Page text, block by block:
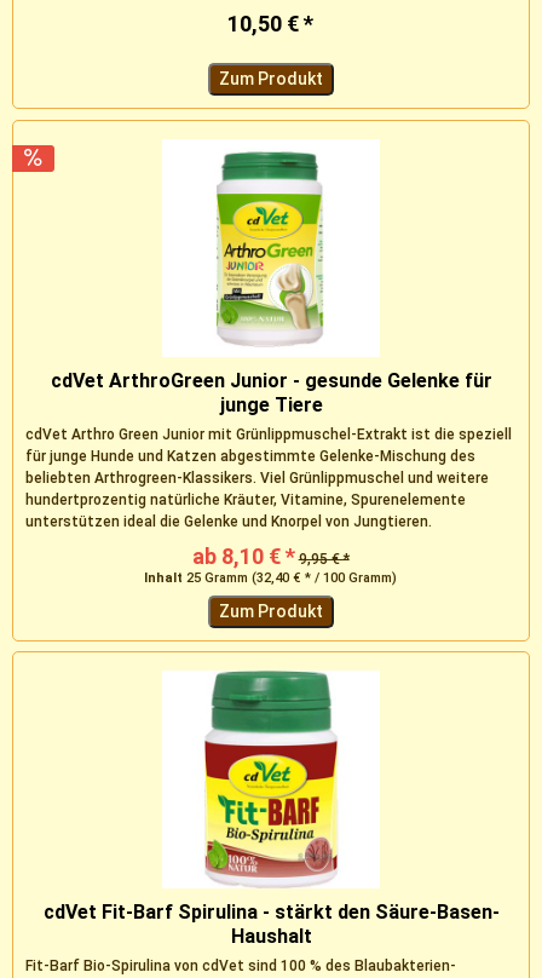
10,50 € *
Zum Produkt
cdVet ArthroGreen Junior - gesunde Gelenke für
junge Tiere
cdVet Arthro Green Junior mit Grünlippmuschel-Extrakt ist die speziell
für junge Hunde und Katzen abgestimmte Gelenke-Mischung des
beliebten Arthrogreen-Klassikers. Viel Grünlippmuschel und weitere
hundertprozentig natürliche Kräuter, Vitamine, Spurenelemente
unterstützen ideal die Gelenke und Knorpel von Jungtieren.
ab 8,10 € * 9,95 € *
Inhalt25 Gramm(32,40 € * / 100 Gramm)
Zum Produkt
cdVet Fit-Barf Spirulina - stärkt den Säure-Basen-
Haushalt
Fit-Barf Bio-Spirulina von cdVet sind 100 % des Blaubakterien-